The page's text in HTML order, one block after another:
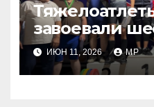
завоевали
ИЮН 11, 2026 MP